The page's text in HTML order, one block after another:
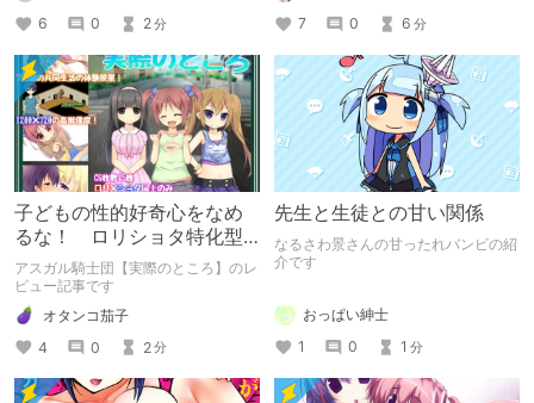
6
0 2分
7
0 6 分
子どもの性的好奇心をなめ
るな！ ロリショタ特化型
RPG【実際のところ】
アスガル騎士団【実際のところ】のレ
ビュー記事です
オタンコ茄子
4
0 2分
先生と生徒との甘い関係
なるさわ景さんの甘ったれバンビの紹
介です
おっぱい紳士
1
0 1 分